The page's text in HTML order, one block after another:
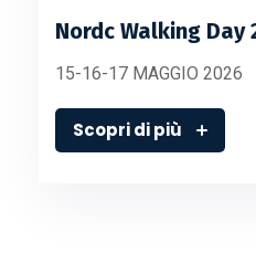
Nordc Walking Day
15-16-17 MAGGIO 2026
Scopri di più